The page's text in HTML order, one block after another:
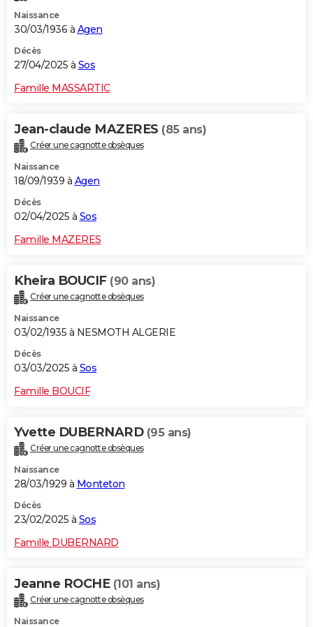
Naissance
30/03/1936 à Agen
Décès
27/04/2025 à Sos
Famille MASSARTIC
Jean-claude MAZERES (85 ans)
Créer une cagnotte obsèques
Naissance
18/09/1939 à Agen
Décès
02/04/2025 à Sos
Famille MAZERES
Kheira BOUCIF (90 ans)
Créer une cagnotte obsèques
Naissance
03/02/1935 à NESMOTH ALGERIE
Décès
03/03/2025 à Sos
Famille BOUCIF
Yvette DUBERNARD (95 ans)
Créer une cagnotte obsèques
Naissance
28/03/1929 à Monteton
Décès
23/02/2025 à Sos
Famille DUBERNARD
Jeanne ROCHE (101 ans)
Créer une cagnotte obsèques
Naissance